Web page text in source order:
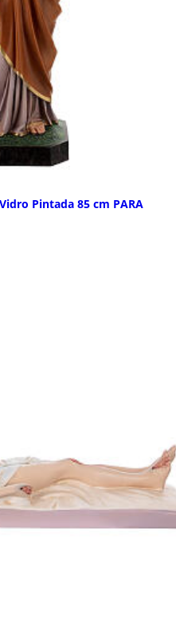
Pintada 85 cm PARA